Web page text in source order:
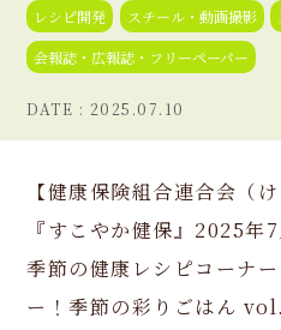
レシピ開発 スチール・動画撮影
会報誌・広報誌・フリーペーパー
2025.07.10
【健康保険組合連合会（
『すこやか健保』2025年
季節の健康レシピコーナ
ー！季節の彩りごはん